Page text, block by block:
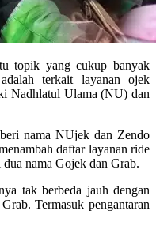
topik yang cukup banyak
terkait layanan ojek
Nadhlatul Ulama (NU) dan
nama NUjek dan Zendo
daftar layanan ride
nama Gojek dan Grab.
tak berbeda jauh dengan
Termasuk pengantaran